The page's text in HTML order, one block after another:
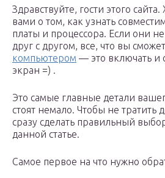
Здравствуйте, гости этого
вами о том, как узнать
платы и процессора. Если они не
друг с другом, все, что вы
компьютером — это включать и
экран =) .
Это самые главные детали
стоят немало. Чтобы не тратить
сразу сделать правильный
данной статье.
Самое первое на что нужно